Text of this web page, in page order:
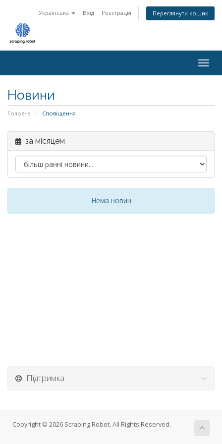
Українська Вхід Реєстрація Переглянути кошик
Новини
Головна Сповіщення
за місяцем
Нема новин
Підтримка
Copyright © 2026 Scraping Robot. All Rights Reserved.